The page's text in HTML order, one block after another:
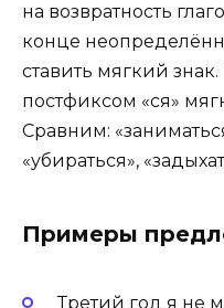
на возвратность
конце
ставить мягкий
постфиксом «ся»
Сравним:
«убираться»,
Примеры
Третий год я не